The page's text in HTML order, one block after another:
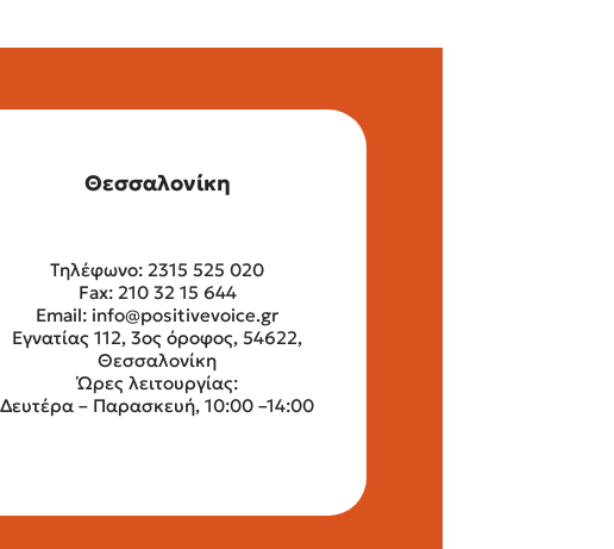
Θεσσαλονίκη
Τηλέφωνο: 2315 525 020
Fax: 210 32 15 644
Email: info@positivevoice.gr
Εγνατίας 112, 3ος όροφος, 54622,
Θεσσαλονίκη
Ώρες λειτουργίας:
Δευτέρα – Παρασκευή, 10:00 –14:00